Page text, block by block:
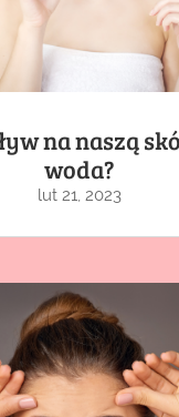
na naszą
woda?
lut 21, 2023